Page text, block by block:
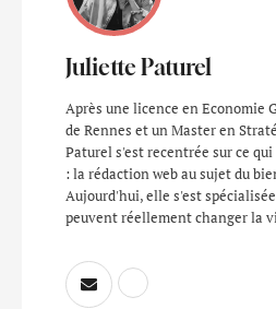
Juliette Paturel
Après une licence en Economie
de Rennes et un Master en
Paturel s'est recentrée sur ce
: la rédaction web au sujet du
Aujourd'hui, elle s'est
peuvent réellement changer la